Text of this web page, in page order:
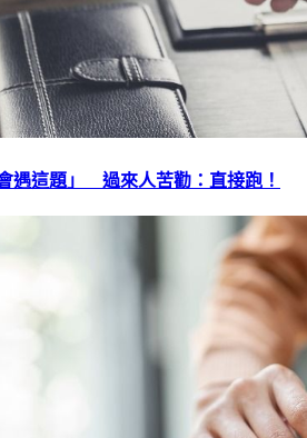
遇這題」 過來人苦勸：直接跑！